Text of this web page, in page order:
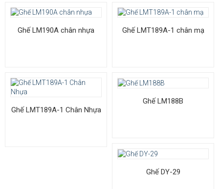
Ghế LM190A chân nhựa Ghế LMT189A-1 chân mạ
Ghế LMT189A-1 Chân Nhựa
Ghế LM188B
Ghế DY-29